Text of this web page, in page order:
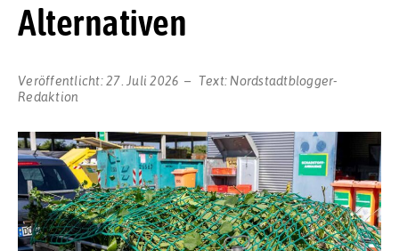
Alternativen
Veröffentlicht:27. Juli 2026 Text: Nordstadtblogger-
Redaktion